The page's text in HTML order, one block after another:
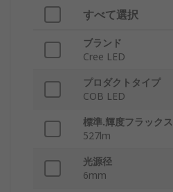
すべて選択
ブランド
Cree LED
プロダクトタイプ
COB LED
標準.輝度フラックス
527lm
光源径
6mm